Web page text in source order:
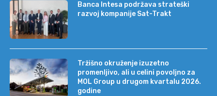
Banca Intesa podržava strateški
razvoj kompanije Sat-Trakt
Tržišno okruženje izuzetno
promenljivo, ali u celini povoljno za
MOL Group u drugom kvartalu 2026.
godine